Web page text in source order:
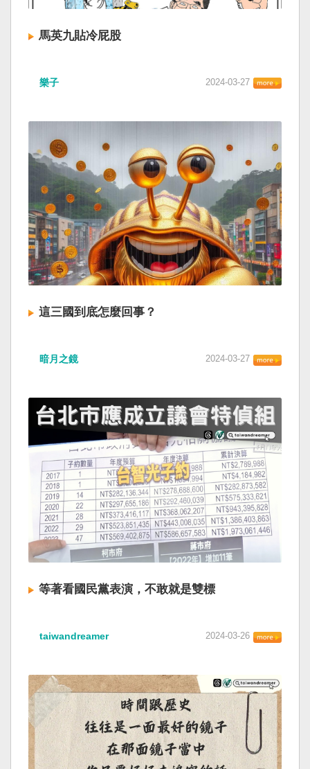
馬英九貼冷屁股
樂子 2024-03-27
這三國到底怎麼回事？
暗月之鏡 2024-03-27
等著看國民黨表演，不敢就是雙標
taiwandreamer 2024-03-26